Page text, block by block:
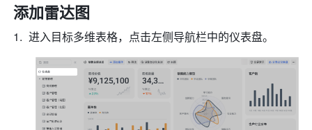
添加雷达图
进入目标多维表格，点击左侧导航栏中的仪表盘。